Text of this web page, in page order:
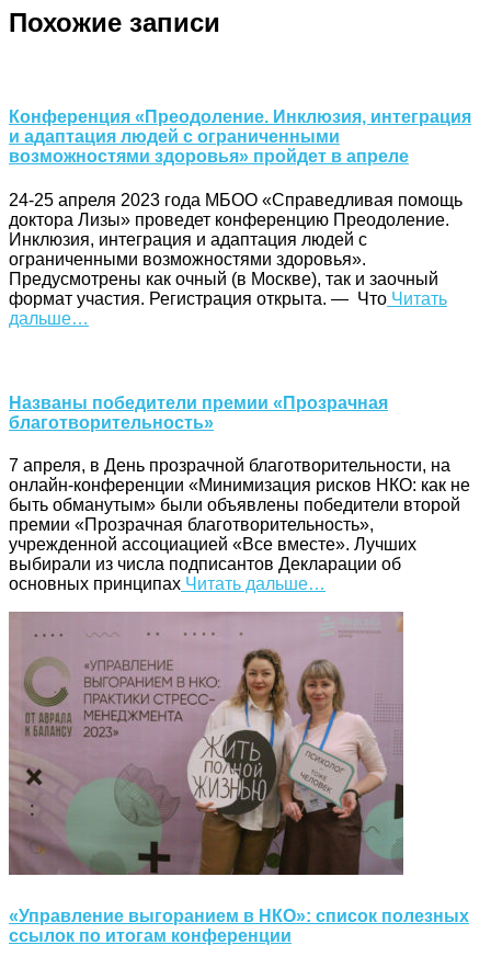
Похожие записи
Конференция «Преодоление. Инклюзия, интеграция
и адаптация людей с ограниченными
возможностями здоровья» пройдет в апреле
24-25 апреля 2023 года МБОО «Справедливая помощь
доктора Лизы» проведет конференцию Преодоление.
Инклюзия, интеграция и адаптация людей с
ограниченными возможностями здоровья».
Предусмотрены как очный (в Москве), так и заочный
формат участия. Регистрация открыта. — Что Читать
дальше…
Названы победители премии «Прозрачная
благотворительность»
7 апреля, в День прозрачной благотворительности, на
онлайн-конференции «Минимизация рисков НКО: как не
быть обманутым» были объявлены победители второй
премии «Прозрачная благотворительность»,
учрежденной ассоциацией «Все вместе». Лучших
выбирали из числа подписантов Декларации об
основных принципах Читать дальше…
«Управление выгоранием в НКО»: список полезных
ссылок по итогам конференции